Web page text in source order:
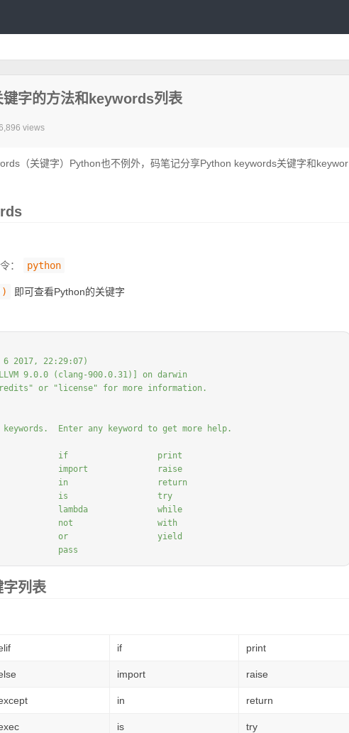
字的方法和keywords列表
views
（关键字）Python也不例外，码笔记分享Python keywords关键字和keywor
：
python
即可查看Python的关键字
2017, 22:29:07)
9.0.0 (clang-900.0.31)] on darwin
or "license" for more information.
Enter any keyword to get more help.
if                  print
import              raise
in                  return
is                  try
lambda              while
not                 with
or                  yield
pass
列表
if print
import raise
in return
is try